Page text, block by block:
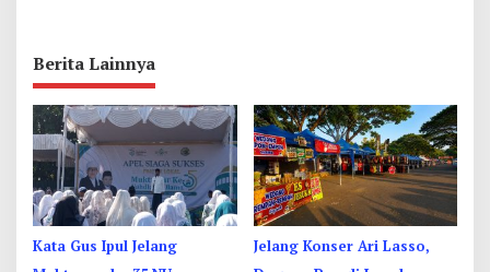
Berita Lainnya
Kata Gus Ipul Jelang
Jelang Konser Ari Lasso,